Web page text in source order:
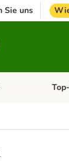
Sie uns
Menü öffnen: